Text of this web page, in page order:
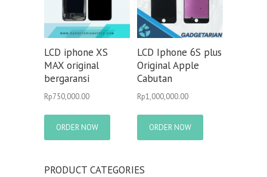
LCD iphone XS
MAX original
bergaransi
Rp750,000.00
ORDER NOW
LCD Iphone 6S plus
Original Apple
Cabutan
Rp1,000,000.00
ORDER NOW
PRODUCT CATEGORIES